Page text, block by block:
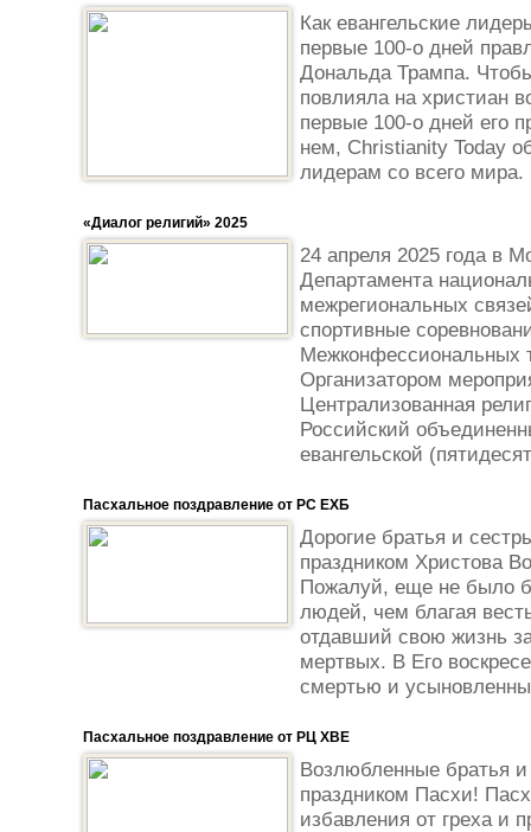
Как евангельские
первые 100-о дней
Дональда Трампа.
повлияла на христиан
первые 100-о дней его
нем, Christianity Today
лидерам со всего
«Диалог религий» 2025
24 апреля 2025 года в
Департамента
межрегиональных
спортивные
Межконфессиональных
Организатором
Централизованная
Российский
евангельской
Пасхальное поздравление от РС ЕХБ
Дорогие братья и
праздником Христова
Пожалуй, еще не было
людей, чем благая
отдавший свою жизнь
мертвых. В Его
смертью и
Пасхальное поздравление от РЦ ХВЕ
Возлюбленные братья
праздником Пасхи!
избавления от греха и